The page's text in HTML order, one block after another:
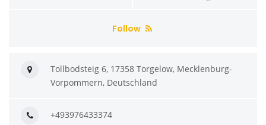
Follow
Tollbodsteig 6, 17358 Torgelow, Mecklenburg-
Vorpommern, Deutschland
+493976433374